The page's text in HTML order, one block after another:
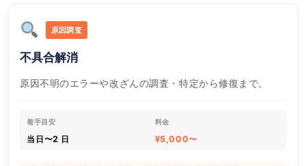
原因調査
不具合解消
原因不明のエラーや改ざんの調査・特定から修復まで。
着手目安
当日〜2 日
料金
¥5,000〜